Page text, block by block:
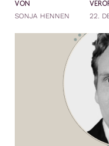
VON
SONJA HENNEN 22.